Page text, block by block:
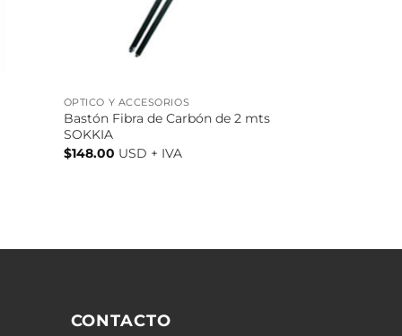
ÓPTICO Y ACCESORIOS
Bastón Fibra de Carbón de 2 mts
SOKKIA
$148.00 USD + IVA
CONTACTO